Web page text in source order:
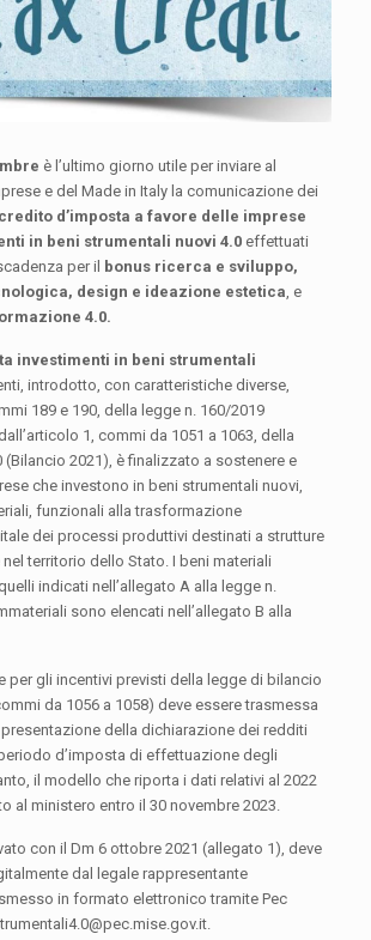
è l’ultimo giorno utile per inviare al
e del Made in Italy la comunicazione dei
credito d’imposta a favore delle imprese
in beni strumentali nuovi 4.0effettuati
per il bonus ricerca e sviluppo,
design e ideazione estetica , e
4.0.
investimenti in beni strumentali
introdotto, con caratteristiche diverse,
189 e 190, della legge n. 160/2019
1, commi da 1051 a 1063, della
(Bilancio 2021), è finalizzato a sostenere e
che investono in beni strumentali nuovi,
funzionali alla trasformazione
dei processi produttivi destinati a strutture
territorio dello Stato. I beni materiali
indicati nell’allegato A alla legge n.
sono elencati nell’allegato B alla
per gli incentivi previsti della legge di bilancio
da 1056 a 1058) deve essere trasmessa
della dichiarazione dei redditi
d’imposta di effettuazione degli
il modello che riporta i dati relativi al 2022
al ministero entro il 30 novembre 2023.
con il Dm 6 ottobre 2021 (allegato 1), deve
dal legale rappresentante
in formato elettronico tramite Pec